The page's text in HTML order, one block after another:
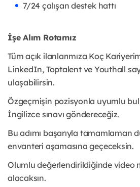
7/24 çalışan destek hattı
İşe Alım Rotamız
Tüm açık ilanlarımıza Koç
LinkedIn, Toptalent ve Youthall
ulaşabilirsin.
Özgeçmişin pozisyonla uyumlu
İngilizce sınavı göndereceğiz.
Bu adımı başarıyla tamamlaman
envanteri aşamasına geçeceksin.
Olumlu değerlendirildiğinde video
alacaksın.